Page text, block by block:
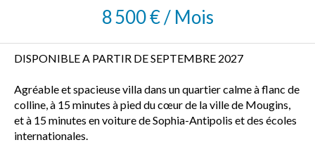
8 500 € / Mois
DISPONIBLE A PARTIR DE SEPTEMBRE 2027
Agréable et spacieuse villa dans un quartier calme à flanc de
colline, à 15 minutes à pied du cœur de la ville de Mougins,
et à 15 minutes en voiture de Sophia-Antipolis et des écoles
internationales.